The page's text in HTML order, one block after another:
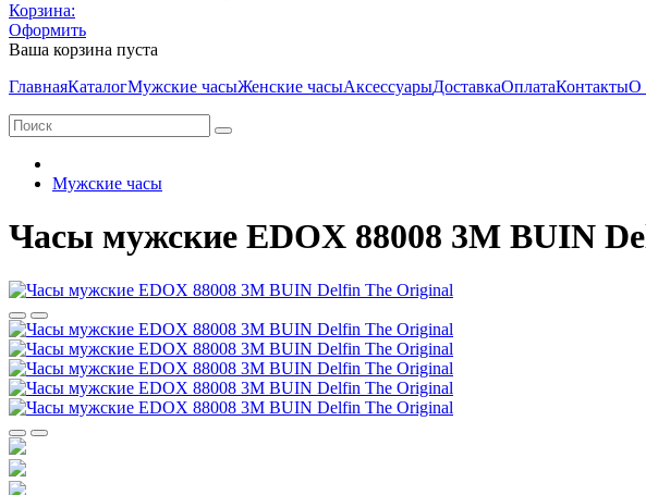
Корзина:
Оформить
Ваша корзина пуста
ГлавнаяКаталогМужские часыЖенские часыАксессуарыДоставкаОплатаКонтактыО
Мужские часы
Часы мужские EDOX 88008 3M BUIN